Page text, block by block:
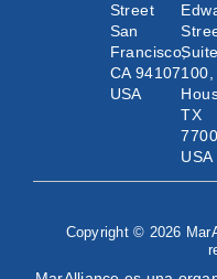
Street
San
Francisco,
CA 94107
USA
100,
TX
USA
Copyright © 2026